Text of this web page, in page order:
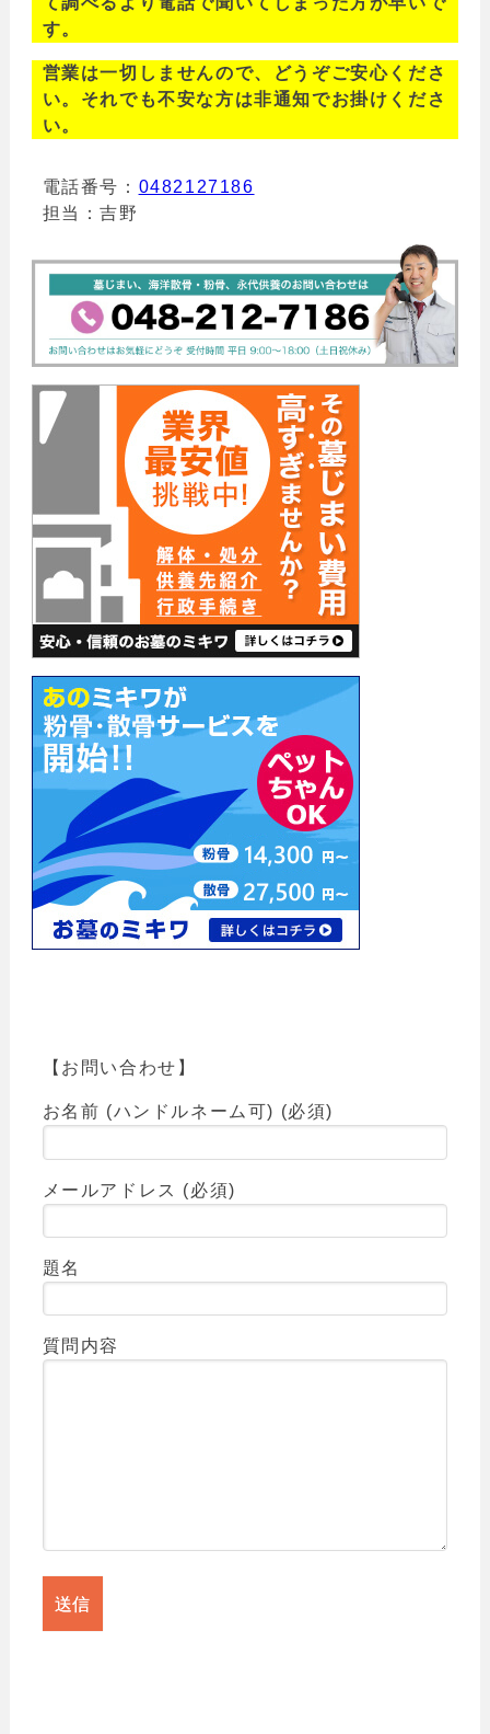
す。
営業は一切しませんので、どうぞご安心くださ
い。それでも不安な方は非通知でお掛けくださ
い。
電話番号： 0482127186
担当：吉野
【お問い合わせ】
お名前 (ハンドルネーム可) (必須)
メールアドレス (必須)
題名
質問内容